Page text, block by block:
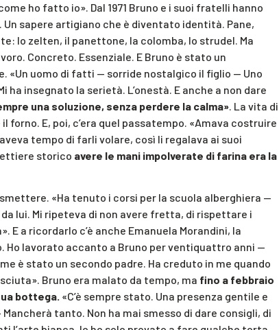
ho fatto io». Dal 1971 Bruno e i suoi fratelli hanno
sapere artigiano che è diventato identità. Pane,
lo zelten, il panettone, la colomba, lo strudel. Ma
Concreto. Essenziale. E Bruno è stato un
«Un uomo di fatti — sorride nostalgico il figlio — Uno
ha insegnato la serietà. L’onestà. E anche a non dare
una soluzione, senza perdere la calma» . La vita di
forno. E, poi, c’era quel passatempo. «Amava costruire
tempo di farli volare, così li regalava ai suoi
storico avere le mani impolverate di farina era la
«Ha tenuto i corsi per la scuola alberghiera —
lui. Mi ripeteva di non avere fretta, di rispettare i
E a ricordarlo c’è anche Emanuela Morandini, la
Ho lavorato accanto a Bruno per ventiquattro anni —
è stato un secondo padre. Ha creduto in me quando
Bruno era malato da tempo, ma fino a febbraio
bottega. «C’è sempre stato. Una presenza gentile e
tanto. Non ha mai smesso di dare consigli, di